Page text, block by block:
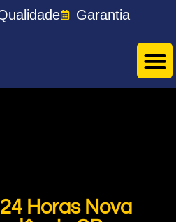
Garantia
Horas Nova